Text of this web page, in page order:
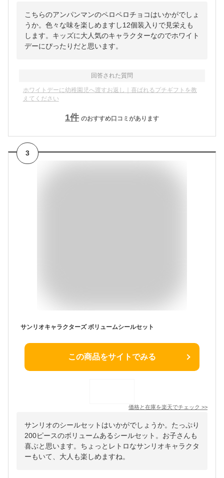
こちらのアンパンマンのペロペロチョコはいかがでしょ
うか。色々な味を楽しめますし12個装入りで見栄えも
します。キッズに大人気のキャラクターなのでホワイト
デーにぴったりだと思います。
回答された質問
ホワイトデーに幼稚園児へ渡すお返し｜喜ばれるプチギフトを教
えてください
1件 のおすすめ口コミがあります
3
サンリオキャラクターズ ボリュームシールセット
この商品をサイトでみる
価格と在庫を楽天でチェック >>
サンリオのシールセットはいかがでしょうか。たっぷり
200ピースのボリュームあるシールセット。お子さんも
喜ぶと思います。ちょっとレトロなサンリオキャラクタ
ーもいて、大人も楽しめますね。